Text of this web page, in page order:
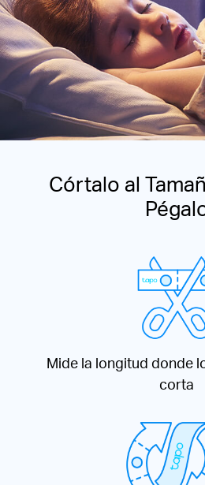
Córtalo al
Mide la longitud donde
corta